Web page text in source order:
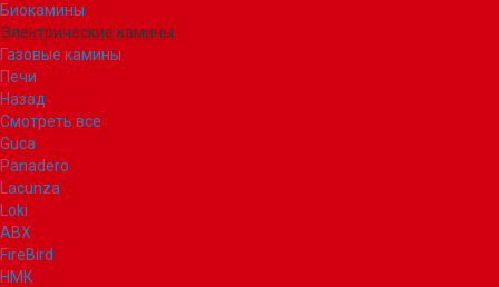
Биокамины
Электрические камины
Газовые камины
Печи
Назад
Смотреть все
Guca
Panadero
Lacunza
Loki
ABX
FireBird
НМК